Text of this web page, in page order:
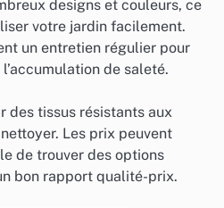
designs et couleurs, ce
votre jardin facilement.
un entretien régulier pour
de saleté.
des tissus résistants aux
Les prix peuvent
de trouver des options
bon rapport qualité-prix.